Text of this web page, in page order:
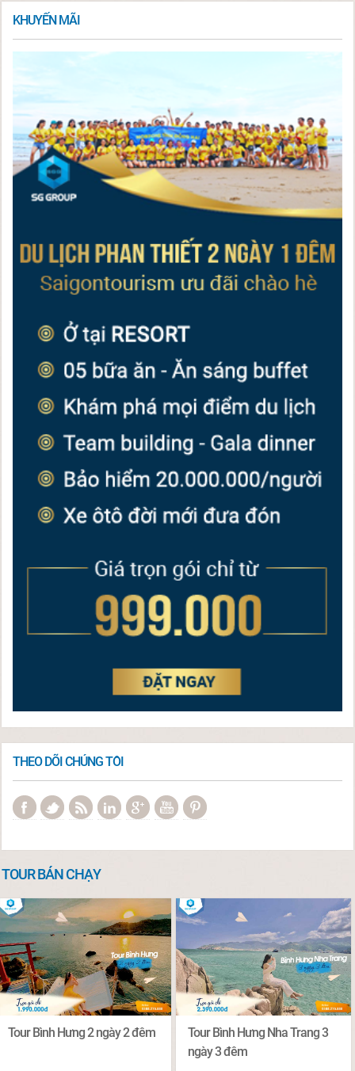
KHUYẾN MÃI
THEO DÕI CHÚNG TÔI
TOUR BÁN CHẠY
Tour Bình Hưng 2 ngày 2 đêm
Tour Bình Hưng Nha Trang 3
ngày 3 đêm